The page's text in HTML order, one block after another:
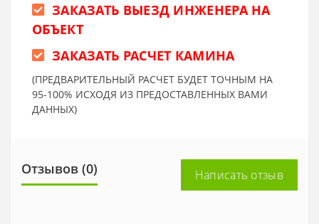
ЗАКАЗАТЬ ВЫЕЗД ИНЖЕНЕРА НА
ОБЪЕКТ
ЗАКАЗАТЬ РАСЧЕТ КАМИНА
(ПРЕДВАРИТЕЛЬНЫЙ РАСЧЕТ БУДЕТ ТОЧНЫМ НА
95-100% ИСХОДЯ ИЗ ПРЕДОСТАВЛЕННЫХ ВАМИ
ДАННЫХ)
Отзывов (0) Написать отзыв